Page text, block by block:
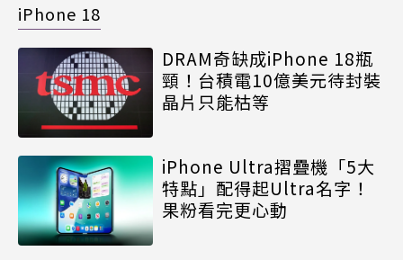
iPhone 18
DRAM奇缺成iPhone 18瓶
頸！台積電10億美元待封裝
晶片只能枯等
iPhone Ultra摺疊機「5大
特點」配得起Ultra名字！
果粉看完更心動